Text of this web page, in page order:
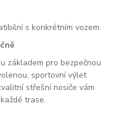
s konkrétním vozem.
základem pro bezpečnou
sportovní výlet
střešní nosiče vám
trase.